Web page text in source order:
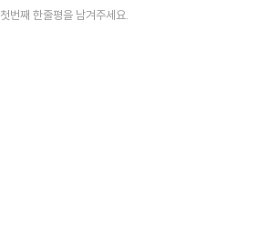
첫번째 한줄평을 남겨주세요.